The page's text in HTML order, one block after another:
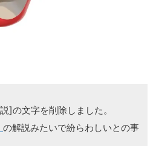
]の文字を削除しました。
の解説みたいで紛らわしいとの事